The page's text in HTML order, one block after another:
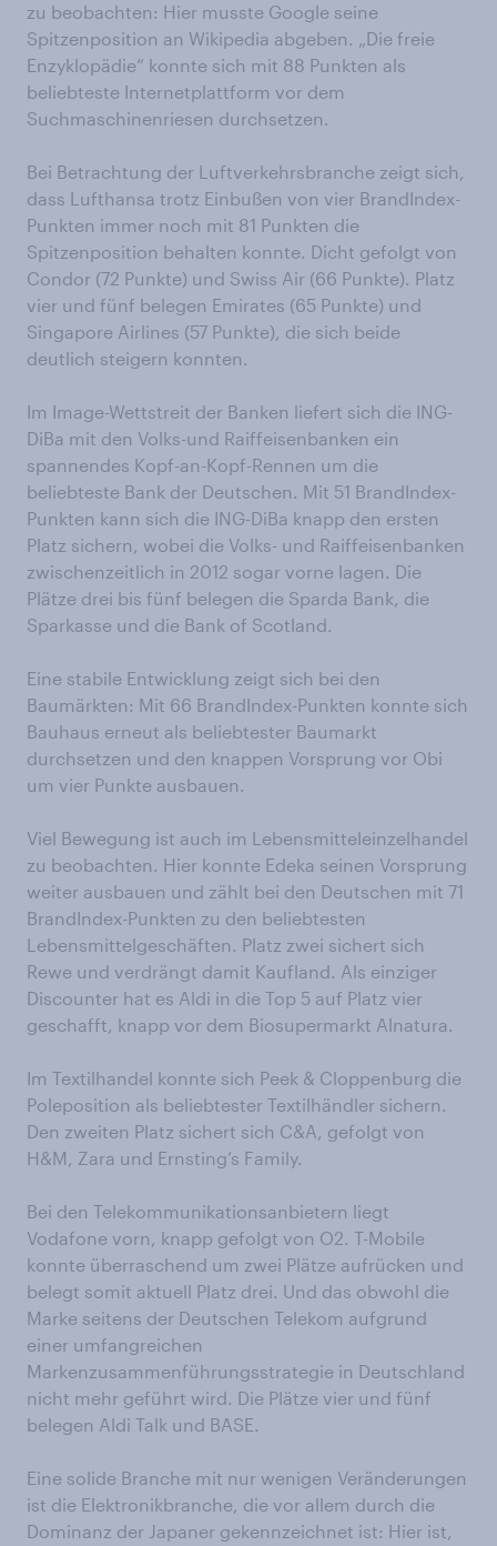
zu beobachten: Hier musste Google seine
Spitzenposition an Wikipedia abgeben. „Die freie
Enzyklopädie“ konnte sich mit 88 Punkten als
beliebteste Internetplattform vor dem
Suchmaschinenriesen durchsetzen.
Bei Betrachtung der Luftverkehrsbranche zeigt sich,
dass Lufthansa trotz Einbußen von vier BrandIndex-
Punkten immer noch mit 81 Punkten die
Spitzenposition behalten konnte. Dicht gefolgt von
Condor (72 Punkte) und Swiss Air (66 Punkte). Platz
vier und fünf belegen Emirates (65 Punkte) und
Singapore Airlines (57 Punkte), die sich beide
deutlich steigern konnten.
Im Image-Wettstreit der Banken liefert sich die ING-
DiBa mit den Volks-und Raiffeisenbanken ein
spannendes Kopf-an-Kopf-Rennen um die
beliebteste Bank der Deutschen. Mit 51 BrandIndex-
Punkten kann sich die ING-DiBa knapp den ersten
Platz sichern, wobei die Volks- und Raiffeisenbanken
zwischenzeitlich in 2012 sogar vorne lagen. Die
Plätze drei bis fünf belegen die Sparda Bank, die
Sparkasse und die Bank of Scotland.
Eine stabile Entwicklung zeigt sich bei den
Baumärkten: Mit 66 BrandIndex-Punkten konnte sich
Bauhaus erneut als beliebtester Baumarkt
durchsetzen und den knappen Vorsprung vor Obi
um vier Punkte ausbauen.
Viel Bewegung ist auch im Lebensmitteleinzelhandel
zu beobachten. Hier konnte Edeka seinen Vorsprung
weiter ausbauen und zählt bei den Deutschen mit 71
BrandIndex-Punkten zu den beliebtesten
Lebensmittelgeschäften. Platz zwei sichert sich
Rewe und verdrängt damit Kaufland. Als einziger
Discounter hat es Aldi in die Top 5 auf Platz vier
geschafft, knapp vor dem Biosupermarkt Alnatura.
Im Textilhandel konnte sich Peek & Cloppenburg die
Poleposition als beliebtester Textilhändler sichern.
Den zweiten Platz sichert sich C&A, gefolgt von
H&M, Zara und Ernsting’s Family.
Bei den Telekommunikationsanbietern liegt
Vodafone vorn, knapp gefolgt von O2. T-Mobile
konnte überraschend um zwei Plätze aufrücken und
belegt somit aktuell Platz drei. Und das obwohl die
Marke seitens der Deutschen Telekom aufgrund
einer umfangreichen
Markenzusammenführungsstrategie in Deutschland
nicht mehr geführt wird. Die Plätze vier und fünf
belegen Aldi Talk und BASE.
Eine solide Branche mit nur wenigen Veränderungen
ist die Elektronikbranche, die vor allem durch die
Dominanz der Japaner gekennzeichnet ist: Hier ist,